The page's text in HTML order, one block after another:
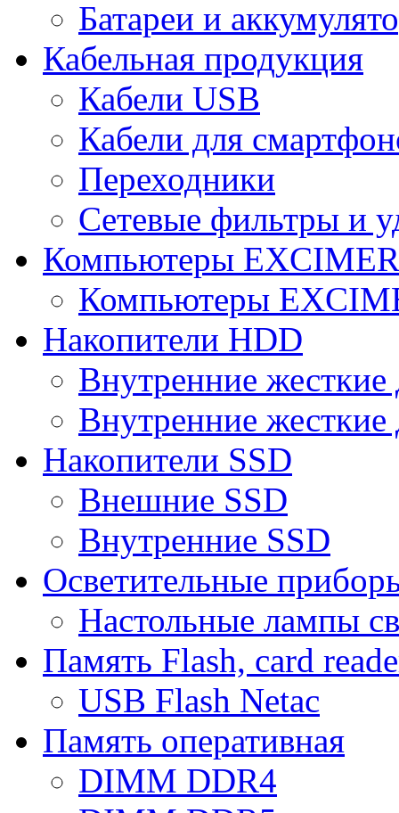
Батареи и
Кабельная продукция
Кабели USB
Кабели для
Переходники
Сетевые фильтры и
Компьютеры
Компьютеры
Накопители HDD
Внутренние
Внутренние
Накопители SSD
Внешние SSD
Внутренние SSD
Осветительные
Настольные лампы
Память Flash, card
USB Flash Netac
Память оперативная
DIMM DDR4